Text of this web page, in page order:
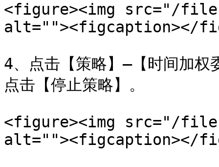
<figure><img src="/files/
alt=""><figcaption></
4、点击【策略】—【时间加权
点击【停止策略】。
<figure><img src="/files/
alt=""><figcaption></